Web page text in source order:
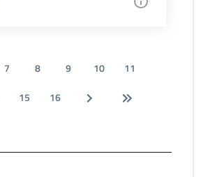
7 8 9 10
11
15 16